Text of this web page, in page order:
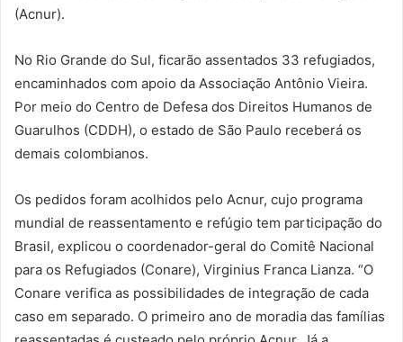
(Acnur).
No Rio Grande do Sul, ficarão assentados 33 refugiados,
encaminhados com apoio da Associação Antônio Vieira.
Por meio do Centro de Defesa dos Direitos Humanos de
Guarulhos (CDDH), o estado de São Paulo receberá os
demais colombianos.
Os pedidos foram acolhidos pelo Acnur, cujo programa
mundial de reassentamento e refúgio tem participação do
Brasil, explicou o coordenador-geral do Comitê Nacional
para os Refugiados (Conare), Virginius Franca Lianza. “O
Conare verifica as possibilidades de integração de cada
caso em separado. O primeiro ano de moradia das famílias